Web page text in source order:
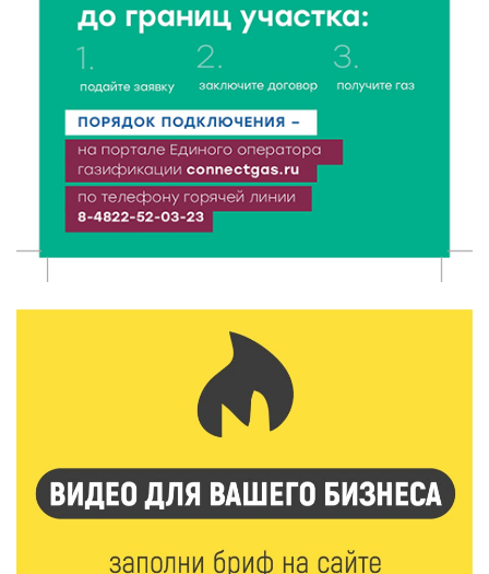
Забыл вещи в транспорте? Рассказываем, что ждёт
пассажиров по новым правилам
8 Авг 2026 12:12 439
Более 40 миллионов на металлургию получил бизнес
Твери
8 Авг 2026 11:37 291
От теории до практики: в детских лагерях Тверской
Арбуз без риска: на что обратить внимание при
покупке — советы Роскачества
8 Авг 2026 10:21 285
Виталий Королев рассказал о доступном спорте
для жителей Верхневолжья